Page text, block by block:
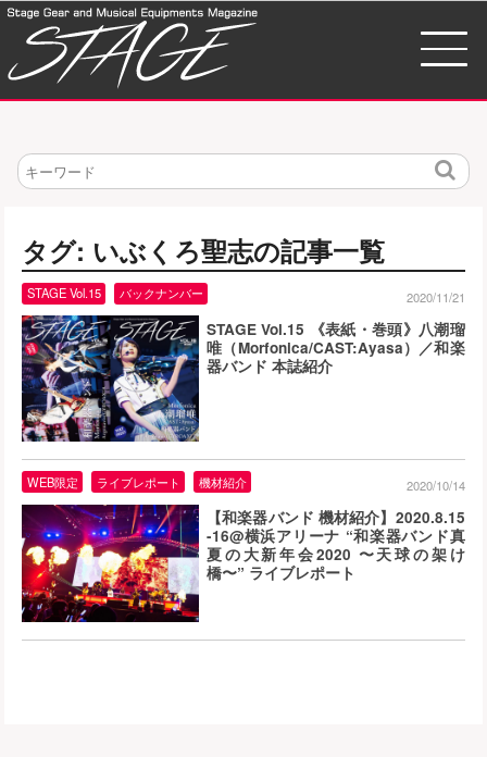
検
タグ: いぶくろ聖志の記事一覧
STAGE Vol.15 《表紙・巻頭》八潮瑠
唯（Morfonica/CAST:Ayasa）／和楽
器バンド 本誌紹介
STAGE Vol.15 バックナンバー 2020/11/21
【和楽器バンド 機材紹介】2020.8.15
-16@横浜アリーナ “和楽器バンド真
夏の大新年会2020 〜天球の架け
橋〜” ライブレポート
WEB限定 ライブレポート 機材紹介 2020/10/14